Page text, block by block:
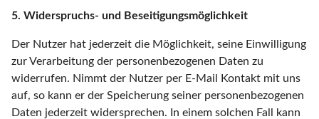
5. Widerspruchs- und Beseitigungsmöglichkeit
Der Nutzer hat jederzeit die Möglichkeit, seine Einwilligung
zur Verarbeitung der personenbezogenen Daten zu
widerrufen. Nimmt der Nutzer per E-Mail Kontakt mit uns
auf, so kann er der Speicherung seiner personenbezogenen
Daten jederzeit widersprechen. In einem solchen Fall kann